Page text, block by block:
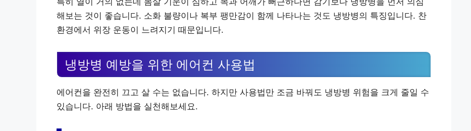
해보는 것이 좋습니다. 소화 불량이나 복부 팽만감이 함께 나타나는 것도 냉방병의 특징입니다. 찬
환경에서 위장 운동이 느려지기 때문입니다.
냉방병 예방을 위한 에어컨 사용법
에어컨을 완전히 끄고 살 수는 없습니다. 하지만 사용법만 조금 바꿔도 냉방병 위험을 크게 줄일 수
있습니다. 아래 방법을 실천해보세요.